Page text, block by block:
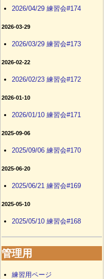
2026/04/29 練習会#174
2026-03-29
2026/03/29 練習会#173
2026-02-22
2026/02/23 練習会#172
2026-01-10
2026/01/10 練習会#171
2025-09-06
2025/09/06 練習会#170
2025-06-20
2025/06/21 練習会#169
2025-05-10
2025/05/10 練習会#168
管理用
練習用ページ